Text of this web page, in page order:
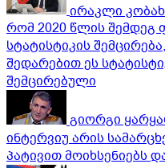
ირაკლი
რომ 2020 წლის შემდეგ
სტატისტიკის
შედარებით ეს
შემცირებული
გიორგი
ინტერვიუ არის
პატივით მოიხსენიებს